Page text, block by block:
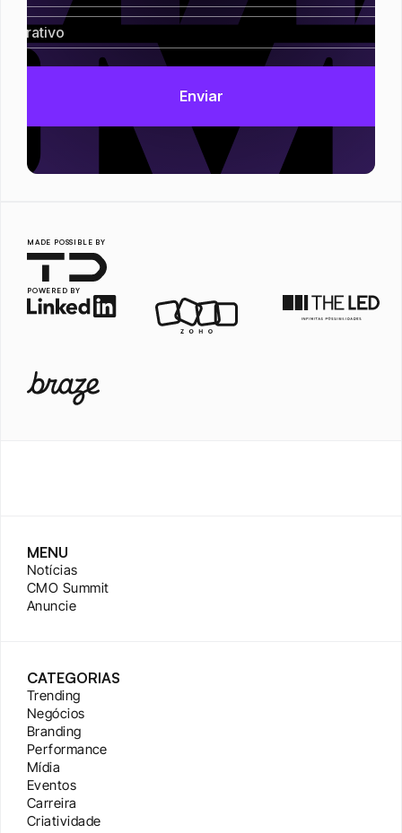
MADE POSSIBLE BY
POWERED BY
MENU
Notícias
CMO Summit
Anuncie
CATEGORIAS
Trending
Negócios
Branding
Performance
Mídia
Eventos
Carreira
Criatividade